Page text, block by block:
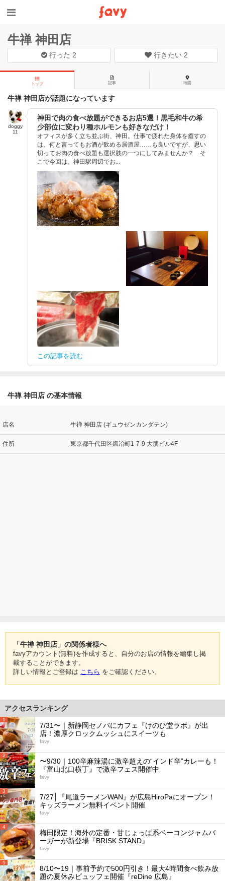
牛禅 神田店
行った 2 行きたい 2
トップ 記事 地図
牛禅 神田店が話題になっています
doggy
11
神田で肉の食べ放題ができるお店5選！黒毛和牛の希
少部位に変わり種ホルモンも好きなだけ！
オフィスが多く立ち並ぶ街、神田。仕事で疲れた身体を癒すの
は、何と言ってもお酒が飲める居酒屋……も良いですが、思い
切ってお肉の食べ放題も選択肢の一つにしてみませんか？ そ
こで今回は、神田駅周辺でお...
この記事を読む
牛禅 神田店 の基本情報
店名 牛禅 神田店 (ギュウゼンカンダテン)
住所 東京都千代田区鍛冶町1-7-9 大朋ビル4F
「牛禅 神田店」の関係者様へ
favyアカウント(無料)を作成すると、自分のお店の情報を編集し掲
載することができます。
詳しい情報とご登録は こちら をご確認ください。
アクセスランキング
1
7/31〜｜新静岡セノバにカフェ『けのひ堂ラボ』が出
店！濃厚クロックムッシュにスイーツも
favy
2
〜9/30｜100辛麻辣湯に激辛超えの“インド辛”カレーも！
『富山北口横丁』で激辛フェス開催中
favy
3
7/27│『尾道ラーメンWAN』が広島HiroPaにオープン！
キッズラーメン無料イベント開催
favy
4
梅田限定！海外の定番・甘じょっぱ系ベーコンジャムバ
ーガーが新登場『BRISK STAND』
favy
5
8/10〜19｜事前予約で500円引き！最大4時間食べ飲み放
題の夏休みビュッフェ開催『reDine 広島』